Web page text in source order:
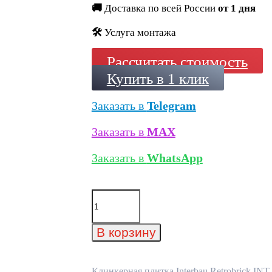
🚚 Доставка по всей России от 1 дня
🛠️ Услуга монтажа
Рассчитать стоимость
Купить в 1 клик
Заказать в Telegram
Заказать в MAX
Заказать в WhatsApp
Количество
товара
плитка
Interbau
В корзину